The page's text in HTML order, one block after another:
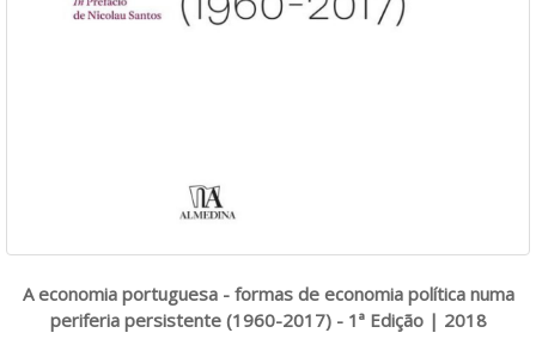
A economia portuguesa - formas de economia política numa
periferia persistente (1960-2017) - 1ª Edição | 2018